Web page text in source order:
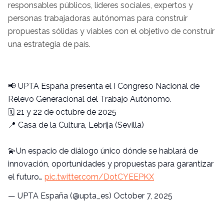
responsables públicos, líderes sociales, expertos y
personas trabajadoras autónomas para construir
propuestas sólidas y viables con el objetivo de construir
una estrategia de país.
📢 UPTA España presenta el I Congreso Nacional de
Relevo Generacional del Trabajo Autónomo.
🗓 21 y 22 de octubre de 2025
📍 Casa de la Cultura, Lebrija (Sevilla)
💫Un espacio de diálogo único dónde se hablará de
innovación, oportunidades y propuestas para garantizar
el futuro… pic.twitter.com/DotCYEEPKX
— UPTA España (@upta_es) October 7, 2025